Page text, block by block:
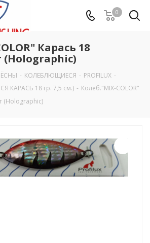
0
Карась 18
(Holographic)
- КОЛЕБЛЮЩИЕСЯ - PROFILUX -
КАРАСЬ 18 гр. 7,5 см.) - Колеб."MIX-COLOR"
(Holographic)